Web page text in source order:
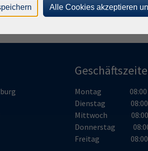
Montag 08:00 -
Dienstag 08:00 -
Mittwoch 08:00 -
Donnerstag 08:00
Freitag 08:00 -
Alle Cookies akzeptieren